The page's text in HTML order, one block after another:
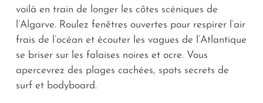
voilà en train de longer les côtes scéniques de
l’Algarve. Roulez fenêtres ouvertes pour respirer l’air
frais de l’océan et écouter les vagues de l’Atlantique
se briser sur les falaises noires et ocre. Vous
apercevrez des plages cachées, spots secrets de
surf et bodyboard.